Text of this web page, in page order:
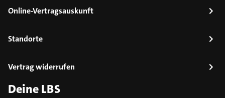
Online-Vertragsauskunft
Standorte
Vertrag widerrufen
Deine LBS